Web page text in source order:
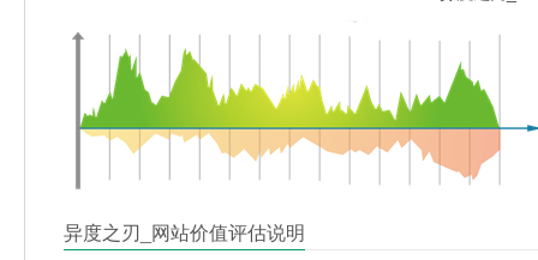
异度之刃_网站价值评估说明